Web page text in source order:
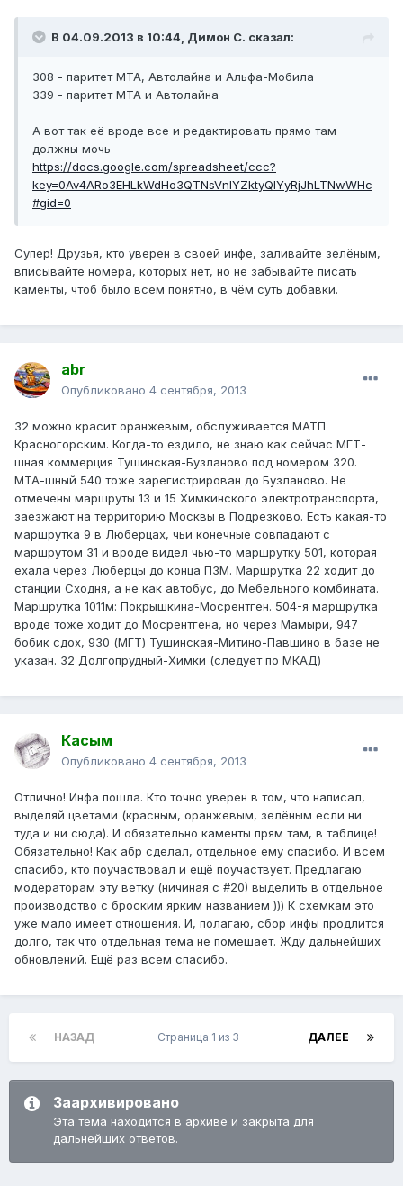
В 04.09.2013 в 10:44, Димон С. сказал:
308 - паритет МТА, Автолайна и Альфа-Мобила
339 - паритет МТА и Автолайна
А вот так её вроде все и редактировать прямо там
должны мочь
https://docs.google.com/spreadsheet/ccc?
key=0Av4ARo3EHLkWdHo3QTNsVnlYZktyQlYyRjJhLTNwWHc
#gid=0
Супер! Друзья, кто уверен в своей инфе, заливайте зелёным,
вписывайте номера, которых нет, но не забывайте писать
каменты, чтоб было всем понятно, в чём суть добавки.
abr
Опубликовано 4 сентября, 2013
32 можно красит оранжевым, обслуживается МАТП
Красногорским. Когда-то ездило, не знаю как сейчас МГТ-
шная коммерция Тушинская-Бузланово под номером 320.
МТА-шный 540 тоже зарегистрирован до Бузланово. Не
отмечены маршруты 13 и 15 Химкинского электротранспорта,
заезжают на территорию Москвы в Подрезково. Есть какая-то
маршрутка 9 в Люберцах, чьи конечные совпадают с
маршрутом 31 и вроде видел чью-то маршрутку 501, которая
ехала через Люберцы до конца ПЗМ. Маршрутка 22 ходит до
станции Сходня, а не как автобус, до Мебельного комбината.
Маршрутка 1011м: Покрышкина-Мосрентген. 504-я маршрутка
вроде тоже ходит до Мосрентгена, но через Мамыри, 947
бобик сдох, 930 (МГТ) Тушинская-Митино-Павшино в базе не
указан. 32 Долгопрудный-Химки (следует по МКАД)
Касым
Опубликовано 4 сентября, 2013
Отлично! Инфа пошла. Кто точно уверен в том, что написал,
выделяй цветами (красным, оранжевым, зелёным если ни
туда и ни сюда). И обязательно каменты прям там, в таблице!
Обязательно! Как абр сделал, отдельное ему спасибо. И всем
спасибо, кто поучаствовал и ещё поучаствует. Предлагаю
модераторам эту ветку (ничиная с #20) выделить в отдельное
производство с броским ярким названием ))) К схемкам это
уже мало имеет отношения. И, полагаю, сбор инфы продлится
долго, так что отдельная тема не помешает. Жду дальнейших
обновлений. Ещё раз всем спасибо.
НАЗАД ДАЛЕЕ
Страница 1 из 3
Заархивировано
Эта тема находится в архиве и закрыта для
дальнейших ответов.